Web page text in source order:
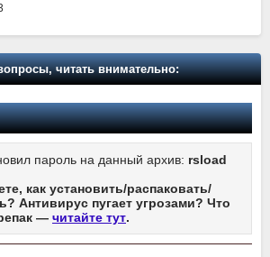
читать внимательно:
пароль на данный архив: rsload
как установить/распаковать/
Антивирус пугает угрозами? Что
— читайте тут.